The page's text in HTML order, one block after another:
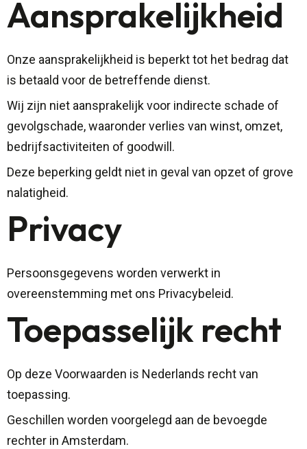
Aansprakelijkheid
Onze aansprakelijkheid is beperkt tot het bedrag dat
is betaald voor de betreffende dienst.
Wij zijn niet aansprakelijk voor indirecte schade of
gevolgschade, waaronder verlies van winst, omzet,
bedrijfsactiviteiten of goodwill.
Deze beperking geldt niet in geval van opzet of grove
nalatigheid.
Privacy
Persoonsgegevens worden verwerkt in
overeenstemming met ons Privacybeleid.
Toepasselijk recht
Op deze Voorwaarden is Nederlands recht van
toepassing.
Geschillen worden voorgelegd aan de bevoegde
rechter in Amsterdam.